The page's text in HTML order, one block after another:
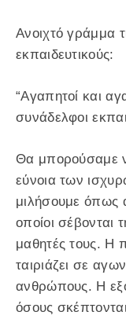
Ανοιχτό γράμμα
εκπαιδευτικούς:
“Αγαπητοί και
συνάδελφοι
Θα μπορούσαμε
εύνοια των
μιλήσουμε όπως
οποίοι σέβονται
μαθητές τους. Η
ταιριάζει σε
ανθρώπους. Η
όσους